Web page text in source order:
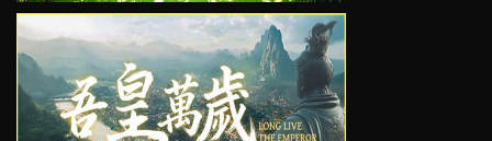
VIEW